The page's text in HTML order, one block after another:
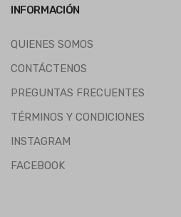
INFORMACIÓN
QUIENES SOMOS
CONTÁCTENOS
PREGUNTAS FRECUENTES
TÉRMINOS Y CONDICIONES
INSTAGRAM
FACEBOOK